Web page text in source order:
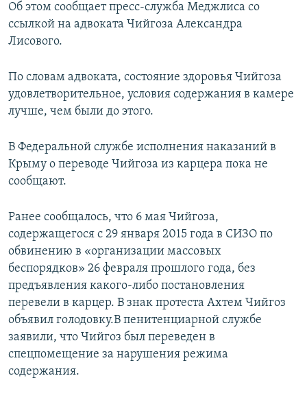
Об этом сообщает пресс-служба Меджлиса со
ссылкой на адвоката Чийгоза Александра
Лисового.
По словам адвоката, состояние здоровья Чийгоза
удовлетворительное, условия содержания в камере
лучше, чем были до этого.
В Федеральной службе исполнения наказаний в
Крыму о переводе Чийгоза из карцера пока не
сообщают.
Ранее сообщалось, что 6 мая Чийгоза,
содержащегося с 29 января 2015 года в СИЗО по
обвинению в «организации массовых
беспорядков» 26 февраля прошлого года, без
предъявления какого-либо постановления
перевели в карцер. В знак протеста Ахтем Чийгоз
объявил голодовку.В пенитенциарной службе
заявили, что Чийгоз был переведен в
спецпомещение за нарушения режима
содержания.